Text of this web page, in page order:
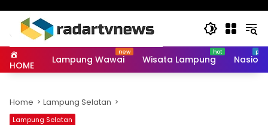
HOME Lampung Wawai Wisata Lampung
Home Lampung Selatan
Lampung Selatan